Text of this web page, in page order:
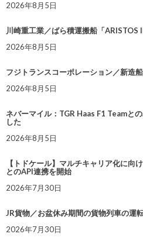
2026年8月5日
川崎重工業／ばら積運搬船「ARISTOS
2026年8月5日
フジトランスコーポレーション／新造
2026年8月5日
ネバーマイル：TGR Haas F1 Teamと
した
2026年8月5日
【トドケール】マルチキャリア化に向
とのAPI連携を開始
2026年7月30日
JR貨物／お盆休み期間の貨物列車の運
2026年7月30日